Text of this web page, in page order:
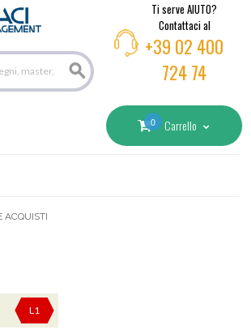
Ti serve AIUTO?
Contattaci al
+39 02 400
724 74
0 Carrello
ACQUISTI
L1